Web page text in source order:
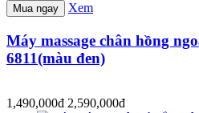
Mua ngay Xem
Máy massage chân hồng
6811(màu đen)
1,490,000đ 2,590,000đ